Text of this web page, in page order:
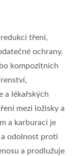
tření,
ochrany.
kompozitních
a lékařských
mezi ložisky a
a karburací je
odolnost proti
a prodlužuje